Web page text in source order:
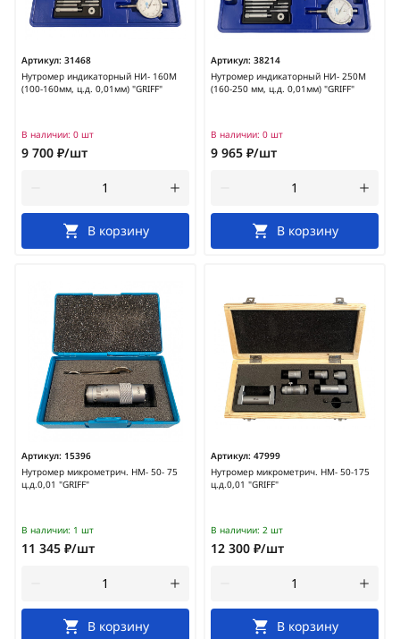
Артикул: 31468
Нутромер индикаторный НИ- 160М
(100-160мм, ц.д. 0,01мм) "GRIFF"
В наличии: 0 шт
9 700 ₽/шт
В корзину
Артикул: 38214
Нутромер индикаторный НИ- 250М
(160-250 мм, ц.д. 0,01мм) "GRIFF"
В наличии: 0 шт
9 965 ₽/шт
В корзину
Артикул: 15396
Нутромер микрометрич. НМ- 50- 75
ц.д.0,01 "GRIFF"
В наличии: 1 шт
11 345 ₽/шт
В корзину
Артикул: 47999
Нутромер микрометрич. НМ- 50-175
ц.д.0,01 "GRIFF"
В наличии: 2 шт
12 300 ₽/шт
В корзину